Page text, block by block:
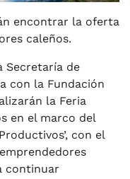
encontrar la oferta
caleños.
Secretaría de
con la Fundación
la Feria
en el marco del
con el
continuar